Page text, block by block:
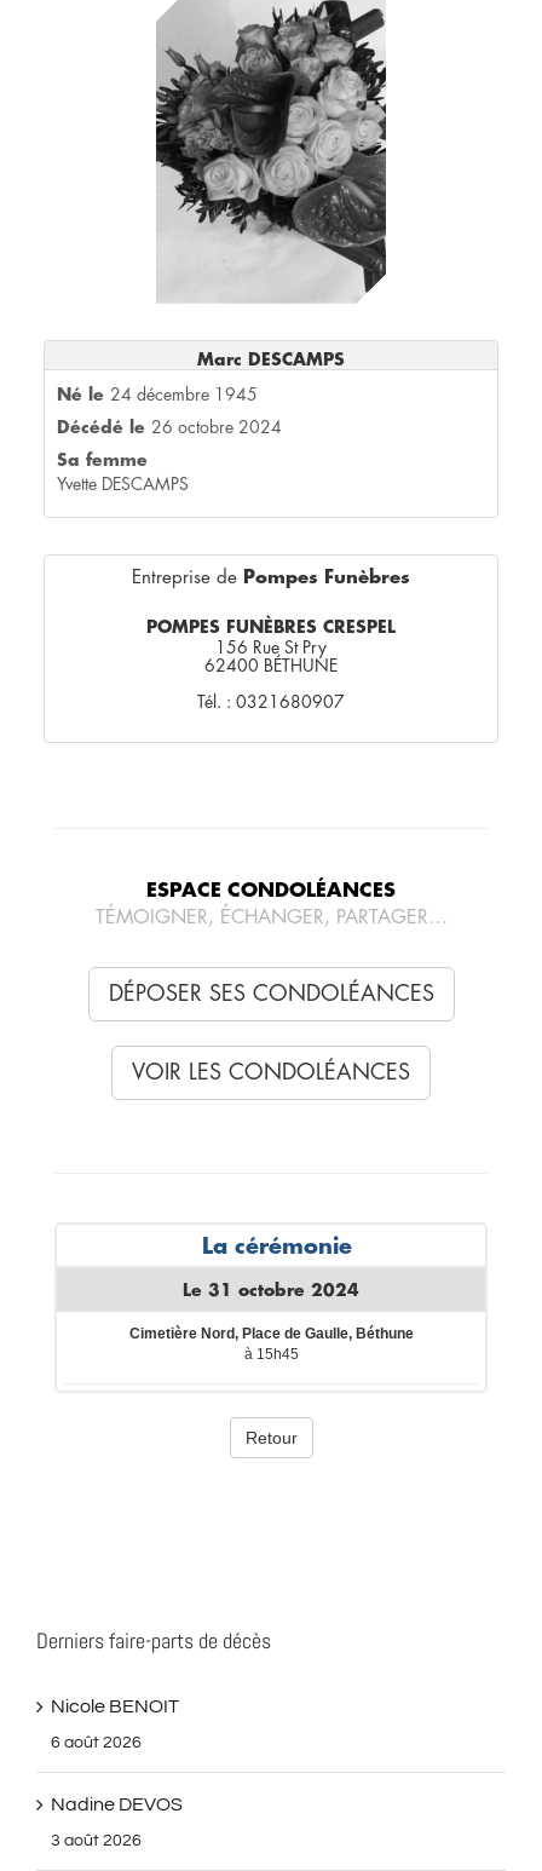
Derniers faire-parts de décès
Nicole BENOIT
6 août 2026
Nadine DEVOS
3 août 2026